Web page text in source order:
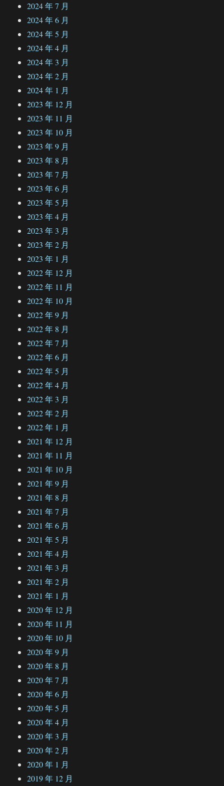
2024 年 7 月
2024 年 6 月
2024 年 5 月
2024 年 4 月
2024 年 3 月
2024 年 2 月
2024 年 1 月
2023 年 12 月
2023 年 11 月
2023 年 10 月
2023 年 9 月
2023 年 8 月
2023 年 7 月
2023 年 6 月
2023 年 5 月
2023 年 4 月
2023 年 3 月
2023 年 2 月
2023 年 1 月
2022 年 12 月
2022 年 11 月
2022 年 10 月
2022 年 9 月
2022 年 8 月
2022 年 7 月
2022 年 6 月
2022 年 5 月
2022 年 4 月
2022 年 3 月
2022 年 2 月
2022 年 1 月
2021 年 12 月
2021 年 11 月
2021 年 10 月
2021 年 9 月
2021 年 8 月
2021 年 7 月
2021 年 6 月
2021 年 5 月
2021 年 4 月
2021 年 3 月
2021 年 2 月
2021 年 1 月
2020 年 12 月
2020 年 11 月
2020 年 10 月
2020 年 9 月
2020 年 8 月
2020 年 7 月
2020 年 6 月
2020 年 5 月
2020 年 4 月
2020 年 3 月
2020 年 2 月
2020 年 1 月
2019 年 12 月